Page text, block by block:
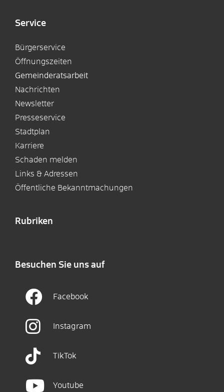
Service
Bürgerservice
Öffnungszeiten
Gemeinderatsarbeit
Nachrichten
Newsletter
Presseservice
Stadtplan
Karriere
Schaden melden
Links & Adressen
Öffentliche Bekanntmachungen
Rubriken
Besuchen Sie uns auf
Facebook
Instagram
TikTok
Youtube